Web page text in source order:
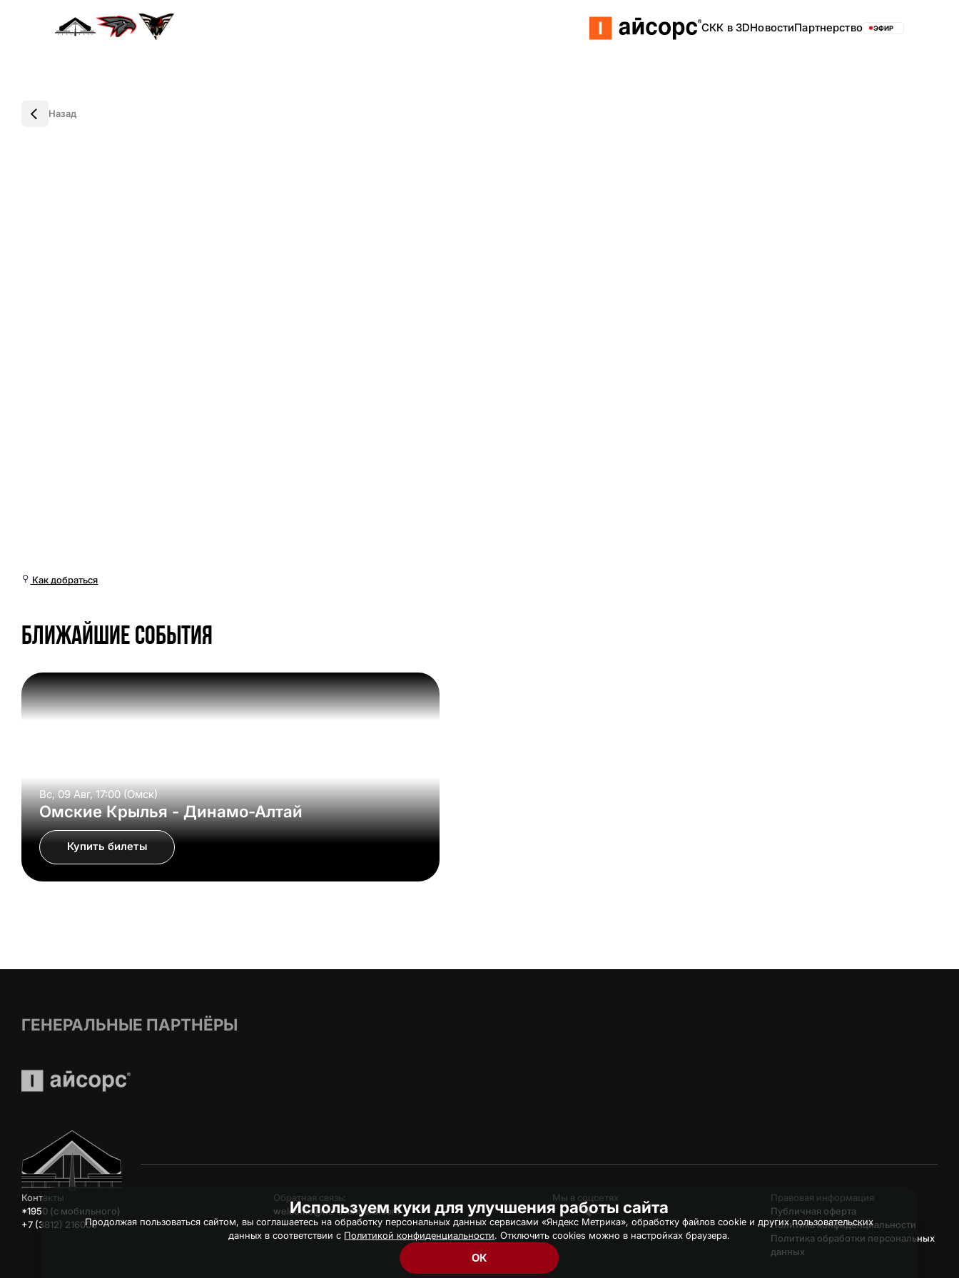
СКК в 3DНовостиПартнерство ЭФИР
Назад
Как добраться
Ближайшие события
Вс, 09 Авг, 17:00 (Омск)
Омские Крылья - Динамо-Алтай
Купить билеты
ГЕНЕРАЛЬНЫЕ ПАРТНЁРЫ
Контакты
*1950 (c мобильного)
+7 (3812) 216006
Обратная связь:
welcome@hc-avangard.com
Мы в соцсетях
Правовая информация
Публичная оферта
Политика конфиденциальности
Политика обработки персональных
данных
Используем куки для улучшения работы сайта
Продолжая пользоваться сайтом, вы соглашаетесь на обработку персональных данных сервисами «Яндекс Метрика», обработку файлов cookie и других пользовательских
данных в соответствии с Политикой конфиденциальности. Отключить cookies можно в настройках браузера.
ОК